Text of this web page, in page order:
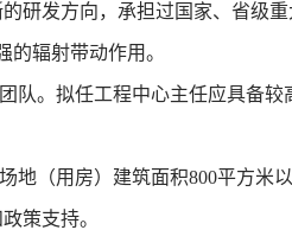
研发方向，承担过国家、省级重
辐射带动作用。
队。拟任工程中心主任应具备
（用房）建筑面积800平方米
策支持。